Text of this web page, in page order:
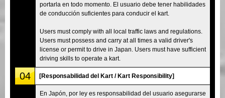
portarla en todo momento. El usuario debe tener habilidades
de conducción suficientes para conducir el kart.
Users must comply with all local traffic laws and regulations.
Users must possess and carry at all times a valid driver's
license or permit to drive in Japan. Users must have sufficient
driving skills to operate a kart.
04 [Responsabilidad del Kart / Kart Responsibility]
En Japón, por ley es responsabilidad del usuario asegurarse